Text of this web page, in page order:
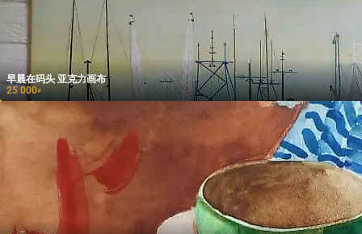
早晨在码头 亚克力画布
25 000₽